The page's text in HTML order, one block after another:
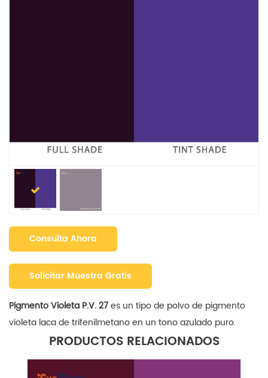
Consulta Ahora
Solicitar Muestra Gratis
Pigmento Violeta P.V. 27es un tipo de polvo de pigmento
violeta laca de trifenilmetano en un tono azulado puro.
PRODUCTOS RELACIONADOS